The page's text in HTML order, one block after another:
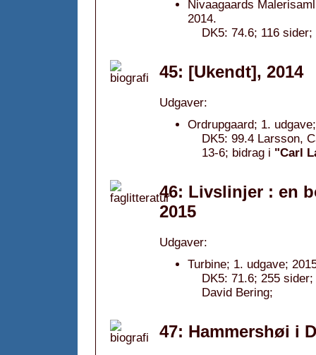
Nivaagaards
2014.
DK5: 74.6; 116
45: [Ukendt], 2014
Udgaver:
Ordrupgaard; 1.
DK5: 99.4 Larsson,
13-6; bidrag i "Carl
46: Livslinjer : en
2015
Udgaver:
Turbine; 1. udgave;
DK5: 71.6; 255
David Bering;
47: Hammershøi i